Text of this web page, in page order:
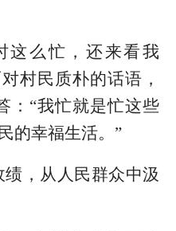
这么忙，还来看我
村民质朴的话语，
：“我忙就是忙这些
的幸福生活。”
，从人民群众中汲